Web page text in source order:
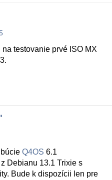
testovanie prvé ISO MX
Q4OS 6.1
Debianu 13.1 Trixie s
Bude k dispozícii len pre